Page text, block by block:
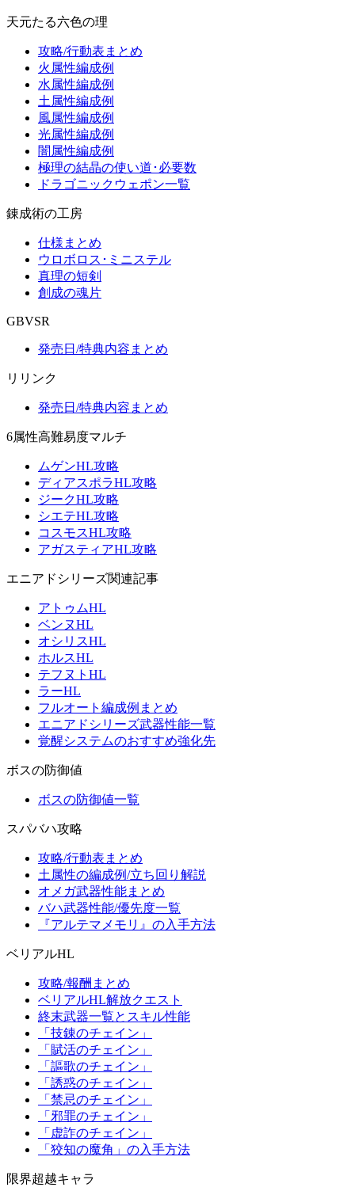
天元たる六色の理
攻略/行動表まとめ
火属性編成例
水属性編成例
土属性編成例
風属性編成例
光属性編成例
闇属性編成例
極理の結晶の使い道･必要数
ドラゴニックウェポン一覧
錬成術の工房
仕様まとめ
ウロボロス･ミニステル
真理の短剣
創成の魂片
GBVSR
発売日/特典内容まとめ
リリンク
発売日/特典内容まとめ
6属性高難易度マルチ
ムゲンHL攻略
ディアスポラHL攻略
ジークHL攻略
シエテHL攻略
コスモスHL攻略
アガスティアHL攻略
エニアドシリーズ関連記事
アトゥムHL
ベンヌHL
オシリスHL
ホルスHL
テフヌトHL
ラーHL
フルオート編成例まとめ
エニアドシリーズ武器性能一覧
覚醒システムのおすすめ強化先
ボスの防御値
ボスの防御値一覧
スパバハ攻略
攻略/行動表まとめ
土属性の編成例/立ち回り解説
オメガ武器性能まとめ
バハ武器性能/優先度一覧
『アルテマメモリ』の入手方法
ベリアルHL
攻略/報酬まとめ
ベリアルHL解放クエスト
終末武器一覧とスキル性能
「技錬のチェイン」
「賦活のチェイン」
「謳歌のチェイン」
「誘惑のチェイン」
「禁忌のチェイン」
「邪罪のチェイン」
「虚詐のチェイン」
「狡知の魔角」の入手方法
限界超越キャラ